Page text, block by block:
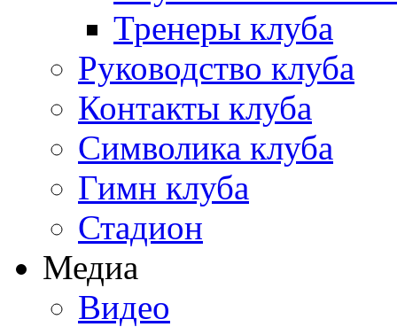
Тренеры клуба
Руководство клуба
Контакты клуба
Символика клуба
Гимн клуба
Стадион
Медиа
Видео